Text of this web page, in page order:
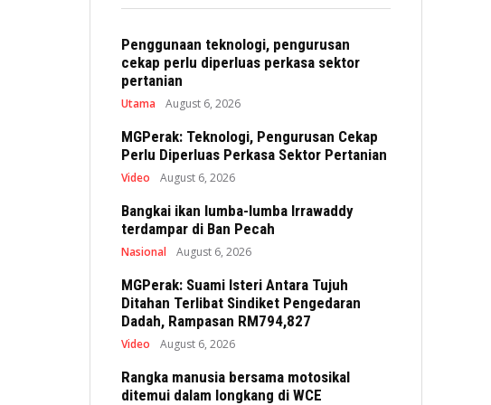
Penggunaan teknologi, pengurusan
cekap perlu diperluas perkasa sektor
pertanian
Utama August 6, 2026
MGPerak: Teknologi, Pengurusan Cekap
Perlu Diperluas Perkasa Sektor Pertanian
Video August 6, 2026
Bangkai ikan lumba-lumba Irrawaddy
terdampar di Ban Pecah
Nasional August 6, 2026
MGPerak: Suami Isteri Antara Tujuh
Ditahan Terlibat Sindiket Pengedaran
Dadah, Rampasan RM794,827
Video August 6, 2026
Rangka manusia bersama motosikal
ditemui dalam longkang di WCE